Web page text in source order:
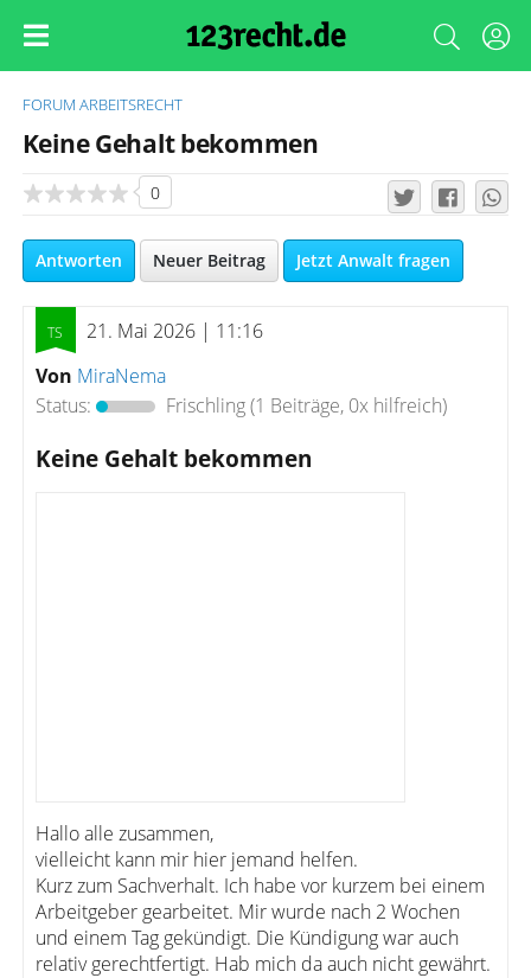
FORUM ARBEITSRECHT
Keine Gehalt bekommen
0
Antworten Neuer Beitrag Jetzt Anwalt fragen
21. Mai 2026 | 11:16
Von MiraNema
Status:
Frischling(1 Beiträge, 0x hilfreich)
Keine Gehalt bekommen
Hallo alle zusammen,
vielleicht kann mir hier jemand helfen.
Kurz zum Sachverhalt. Ich habe vor kurzem bei einem
Arbeitgeber gearbeitet. Mir wurde nach 2 Wochen
und einem Tag gekündigt. Die Kündigung war auch
relativ gerechtfertigt. Hab mich da auch nicht gewährt.